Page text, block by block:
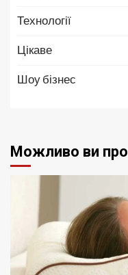
Технології
Цікаве
Шоу бізнес
Можливо ви